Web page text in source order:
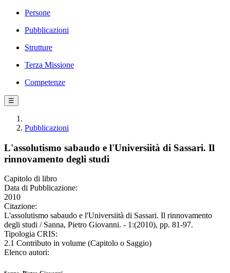
Persone
Pubblicazioni
Strutture
Terza Missione
Competenze
☰
Pubblicazioni
L'assolutismo sabaudo e l'Universiità di Sassari. Il
rinnovamento degli studi
Capitolo di libro
Data di Pubblicazione:
2010
Citazione:
L'assolutismo sabaudo e l'Universiità di Sassari. Il rinnovamento
degli studi / Sanna, Pietro Giovanni. - 1:(2010), pp. 81-97.
Tipologia CRIS:
2.1 Contributo in volume (Capitolo o Saggio)
Elenco autori: